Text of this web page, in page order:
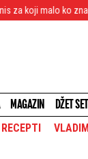
zna: Pored rijalitija
MAGAZIN DŽET SET
RECEPTI